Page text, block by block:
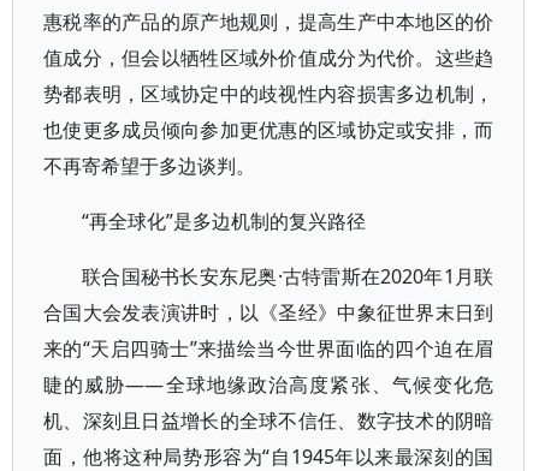
惠税率的产品的原产地规则，提高生产中本地区的价
值成分，但会以牺牲区域外价值成分为代价。这些趋
势都表明，区域协定中的歧视性内容损害多边机制，
也使更多成员倾向参加更优惠的区域协定或安排，而
不再寄希望于多边谈判。
“再全球化”是多边机制的复兴路径
联合国秘书长安东尼奥·古特雷斯在2020年1月联
合国大会发表演讲时，以《圣经》中象征世界末日到
来的“天启四骑士”来描绘当今世界面临的四个迫在眉
睫的威胁——全球地缘政治高度紧张、气候变化危
机、深刻且日益增长的全球不信任、数字技术的阴暗
面，他将这种局势形容为“自1945年以来最深刻的国